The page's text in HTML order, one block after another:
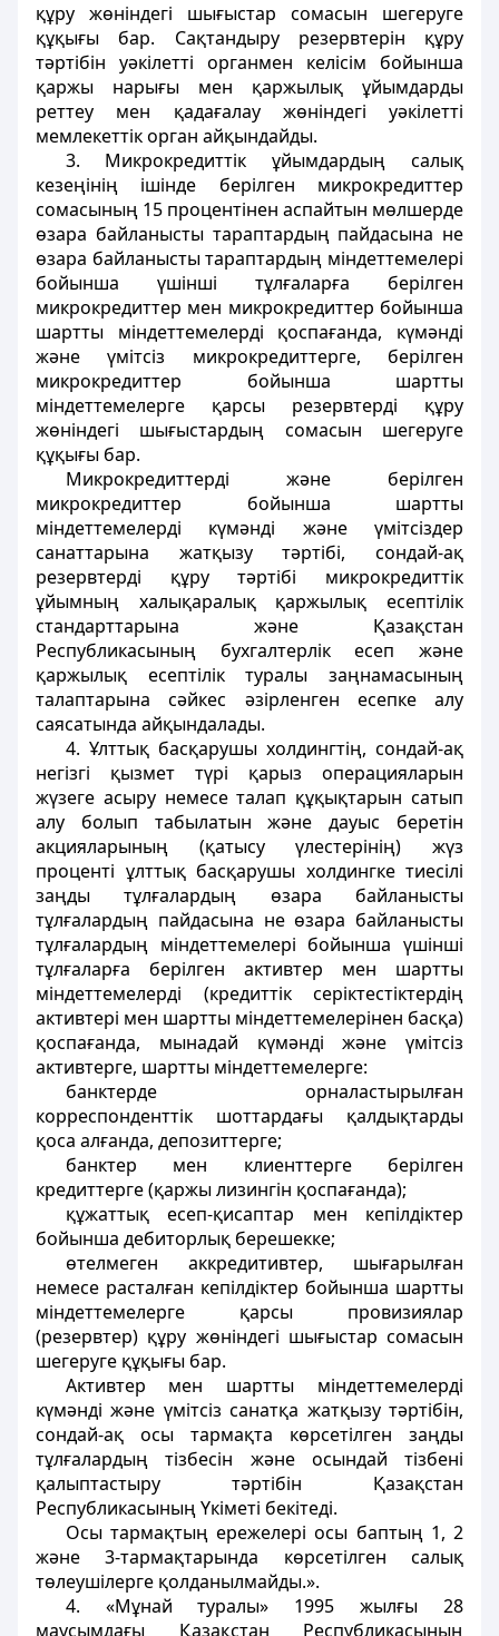
құру жөніндегі шығыстар сомасын шегеруге
құқығы бар. Сақтандыру резервтерін құру
тәртібін уәкілетті органмен келісім бойынша
қаржы нарығы мен қаржылық ұйымдарды
реттеу мен қадағалау жөніндегі уәкілетті
мемлекеттік орган айқындайды.
3. Микрокредиттік ұйымдардың салық
кезеңінің ішінде берілген микрокредиттер
сомасының 15 процентінен аспайтын мөлшерде
өзара байланысты тараптардың пайдасына не
өзара байланысты тараптардың міндеттемелері
бойынша үшінші тұлғаларға берілген
микрокредиттер мен микрокредиттер бойынша
шартты міндеттемелерді қоспағанда, күмәнді
және үмітсіз микрокредиттерге, берілген
микрокредиттер бойынша шартты
міндеттемелерге қарсы резервтерді құру
жөніндегі шығыстардың сомасын шегеруге
құқығы бар.
Микрокредиттерді және берілген
микрокредиттер бойынша шартты
міндеттемелерді күмәнді және үмітсіздер
санаттарына жатқызу тәртібі, сондай-ақ
резервтерді құру тәртібі микрокредиттік
ұйымның халықаралық қаржылық есептілік
стандарттарына және Қазақстан
Республикасының бухгалтерлік есеп және
қаржылық есептілік туралы заңнамасының
талаптарына сәйкес әзірленген есепке алу
саясатында айқындалады.
4. Ұлттық басқарушы холдингтің, сондай-ақ
негізгі қызмет түрі қарыз операцияларын
жүзеге асыру немесе талап құқықтарын сатып
алу болып табылатын және дауыс беретін
акцияларының (қатысу үлестерінің) жүз
проценті ұлттық басқарушы холдингке тиесілі
заңды тұлғалардың өзара байланысты
тұлғалардың пайдасына не өзара байланысты
тұлғалардың міндеттемелері бойынша үшінші
тұлғаларға берілген активтер мен шартты
міндеттемелерді (кредиттік серіктестіктердің
активтері мен шартты міндеттемелерінен басқа)
қоспағанда, мынадай күмәнді және үмітсіз
активтерге, шартты міндеттемелерге:
банктерде орналастырылған
корреспонденттік шоттардағы қалдықтарды
қоса алғанда, депозиттерге;
банктер мен клиенттерге берілген
кредиттерге (қаржы лизингін қоспағанда);
құжаттық есеп-қисаптар мен кепілдіктер
бойынша дебиторлық берешекке;
өтелмеген аккредитивтер, шығарылған
немесе расталған кепілдіктер бойынша шартты
міндеттемелерге қарсы провизиялар
(резервтер) құру жөніндегі шығыстар сомасын
шегеруге құқығы бар.
Активтер мен шартты міндеттемелерді
күмәнді және үмітсіз санатқа жатқызу тәртібін,
сондай-ақ осы тармақта көрсетілген заңды
тұлғалардың тізбесін және осындай тізбені
қалыптастыру тәртібін Қазақстан
Республикасының Үкіметі бекітеді.
Осы тармақтың ережелері осы баптың 1, 2
және 3-тармақтарында көрсетілген салық
төлеушілерге қолданылмайды.».
4. «Мұнай туралы» 1995 жылғы 28
маусымдағы Қазақстан Республикасының